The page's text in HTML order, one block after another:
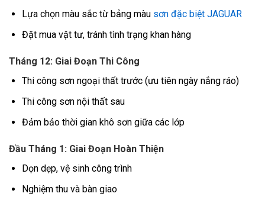
Lựa chọn màu sắc từ bảng màu sơn đặc biệt JAGUAR
Đặt mua vật tư, tránh tình trạng khan hàng
Tháng 12: Giai Đoạn Thi Công
Thi công sơn ngoại thất trước (ưu tiên ngày nắng ráo)
Thi công sơn nội thất sau
Đảm bảo thời gian khô sơn giữa các lớp
Đầu Tháng 1: Giai Đoạn Hoàn Thiện
Dọn dẹp, vệ sinh công trình
Nghiệm thu và bàn giao